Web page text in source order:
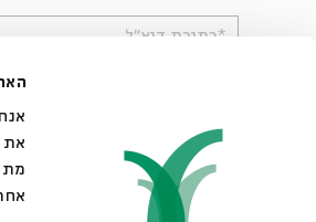
את
*כתובת דוא"ל